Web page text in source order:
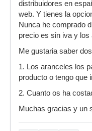
distribuidores en
web. Y tienes la
Nunca he comprado
precio es sin iva y los
Me gustaria saber
1. Los aranceles los
producto o tengo que
2. Cuanto os ha
Muchas gracias y un